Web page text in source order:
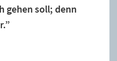
gehen soll; denn